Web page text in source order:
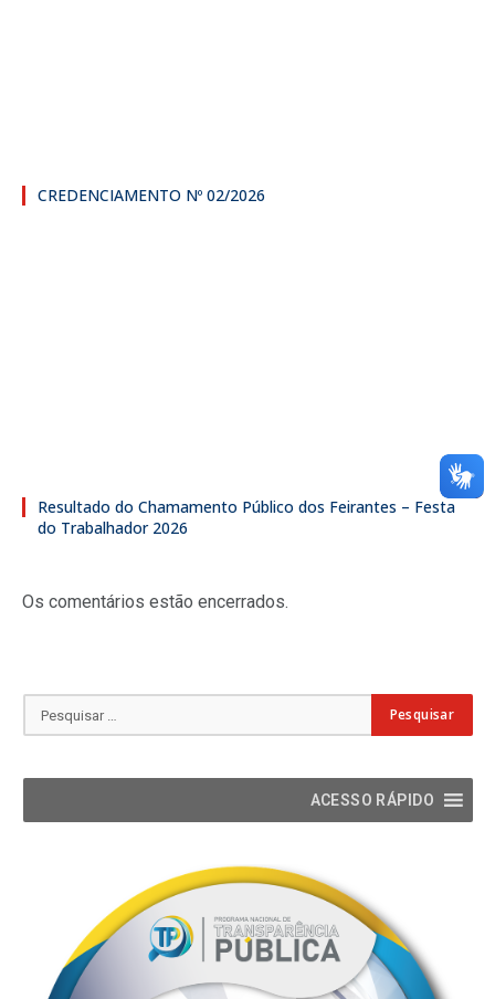
CREDENCIAMENTO Nº 02/2026
Resultado do Chamamento Público dos Feirantes – Festa
do Trabalhador 2026
Os comentários estão encerrados.
ACESSO RÁPIDO